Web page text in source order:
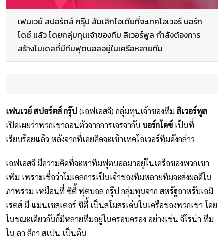
เฟนเวย์ สปอร์ตส์ กรุ๊ป ล้มเลิกไอเดียที่จะเทคโอเวอร์ บอร์ก
โดซ์ แล้ว โดยกลุ่มทุนเจ้าของทีม ลิเวอร์พูล กำลังต้องการ
สร้างโมเดลที่มีทีมฟุตบอลอยู่ในเครือหลายทีม
เฟนเวย์ สปอร์ตส์ กรุ๊ป(เอฟเอสจี) กลุ่มทุนเจ้าของทีม ลิเวอร์พูล
เปิดเผยว่าพวกเขาถอนตัวจากการเจรจากับ บอร์กโดซ์เป็นที่
เรียบร้อยแล้ว หลังจากที่เคยคิดจะเข้าเทคโอเวอร์ทีมดังกล่าว
เอฟเอสจี มีความคิดที่จะหาทีมฟุตบอลมาอยู่ในเครือของพวกเขา
เพิ่ม เพราะเชื่อว่าโมเดลการเป็นเจ้าของทีมหลายทีมจะส่งผลดีใน
ภาพรวม เหมือนที่ ซิตี้ ฟุตบอล กรุ๊ป กลุ่มทุนจาก สหรัฐอาหรับเอมิ
เรตส์ มี แมนเชสเตอร์ ซิตี้ เป็นสโมสรเด่นในเครือของพวกเขา โดย
ในขณะเดียวกันก็มีหลายทีมอยู่ในครอบครอง อย่างเช่น จีโรน่า ทีม
ใน ลา ลีกา สเปน เป็นต้น